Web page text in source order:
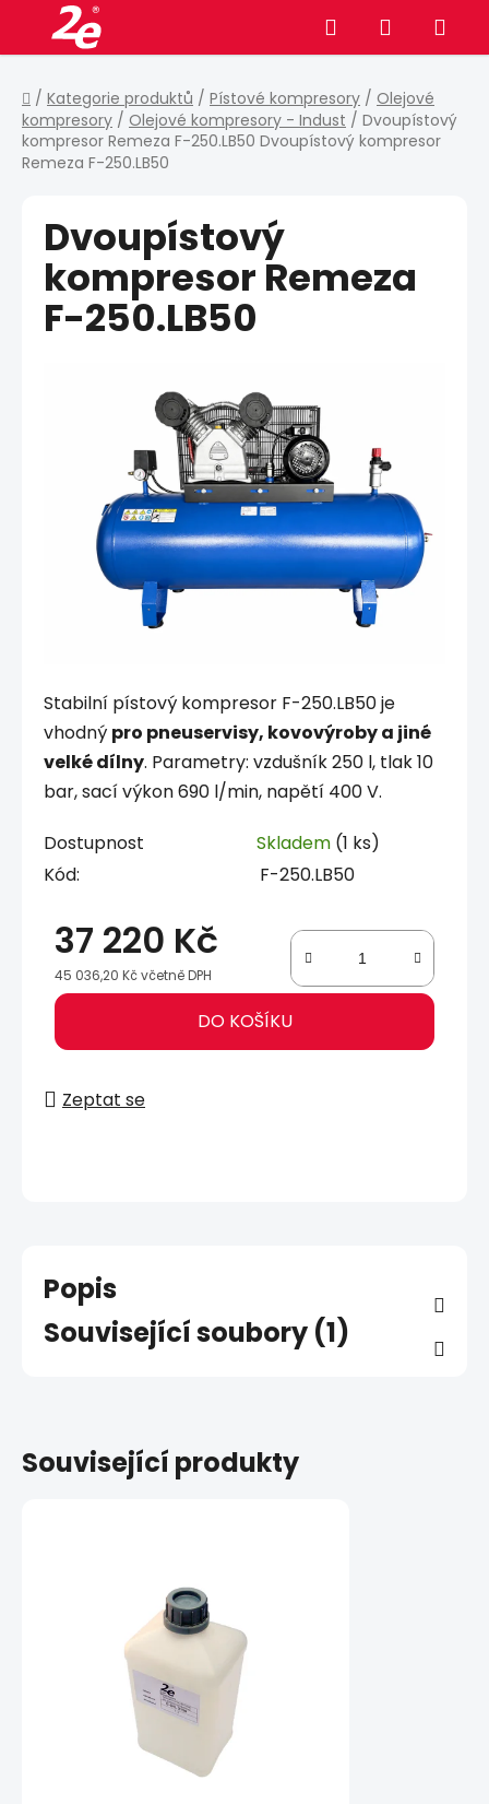
obsah
Hledat NÁKUPNÍ
KOŠÍK
Domů
/ Kategorie produktů / Pístové kompresory / Olejové
kompresory / Olejové kompresory - Indust / Dvoupístový
kompresor Remeza F-250.LB50 Dvoupístový kompresor
Remeza F-250.LB50
Stabilní pístový kompresor F-250.LB50 je
vhodný pro pneuservisy, kovovýroby a jiné
velké dílny. Parametry: vzdušník 250 l, tlak 10
bar, sací výkon 690 l/min, napětí 400 V.
Dostupnost Skladem (1 ks)
Kód:
F-250.LB50
37 220 Kč
45 036,20 Kč včetně DPH
Měrná cena: DO KOŠÍKU
Zeptat se
Dvoupístový
kompresor Remeza
F-250.LB50
Popis
Související soubory (1)
Související produkty